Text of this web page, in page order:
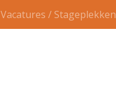
Vacatures / Stageplekken